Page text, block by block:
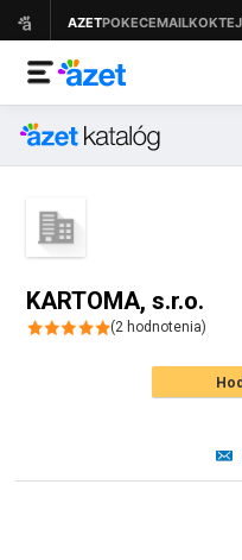
KARTOMA, s.r.o.
(2 hodnotenia)